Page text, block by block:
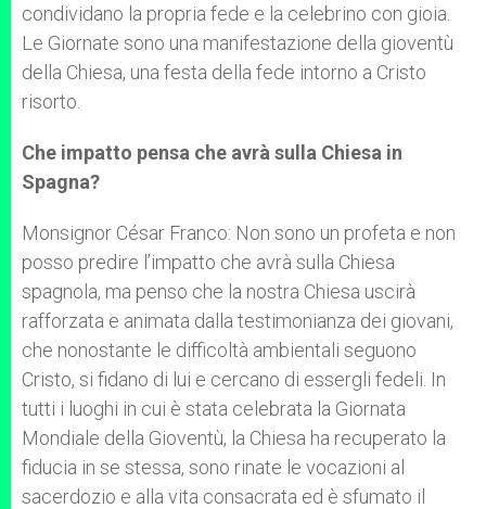
condividano la propria fede e la celebrino con gioia.
Le Giornate sono una manifestazione della gioventù
della Chiesa, una festa della fede intorno a Cristo
risorto.
Che impatto pensa che avrà sulla Chiesa in
Spagna?
Monsignor César Franco: Non sono un profeta e non
posso predire l’impatto che avrà sulla Chiesa
spagnola, ma penso che la nostra Chiesa uscirà
rafforzata e animata dalla testimonianza dei giovani,
che nonostante le difficoltà ambientali seguono
Cristo, si fidano di lui e cercano di essergli fedeli. In
tutti i luoghi in cui è stata celebrata la Giornata
Mondiale della Gioventù, la Chiesa ha recuperato la
fiducia in se stessa, sono rinate le vocazioni al
sacerdozio e alla vita consacrata ed è sfumato il